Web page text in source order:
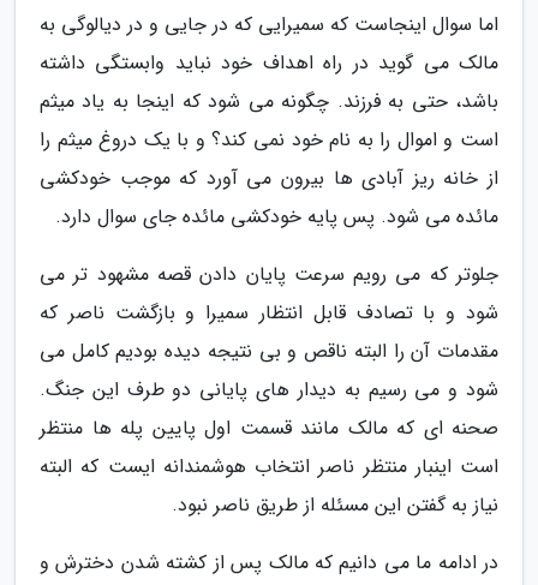
اما سوال اینجاست که سمیرایی که در جایی و در دیالوگی به
مالک می گوید در راه اهداف خود نباید وابستگی داشته
باشد، حتی به فرزند. چگونه می شود که اینجا به یاد میثم
است و اموال را به نام خود نمی کند؟ و با یک دروغ میثم را
از خانه ریز آبادی ها بیرون می آورد که موجب خودکشی
مائده می شود. پس پایه خودکشی مائده جای سوال دارد.
جلوتر که می رویم سرعت پایان دادن قصه مشهود تر می
شود و با تصادف قابل انتظار سمیرا و بازگشت ناصر که
مقدمات آن را البته ناقص و بی نتیجه دیده بودیم کامل می
شود و می رسیم به دیدار های پایانی دو طرف این جنگ.
صحنه ای که مالک مانند قسمت اول پایین پله ها منتظر
است اینبار منتظر ناصر انتخاب هوشمندانه ایست که البته
نیاز به گفتن این مسئله از طریق ناصر نبود.
در ادامه ما می دانیم که مالک پس از کشته شدن دخترش و